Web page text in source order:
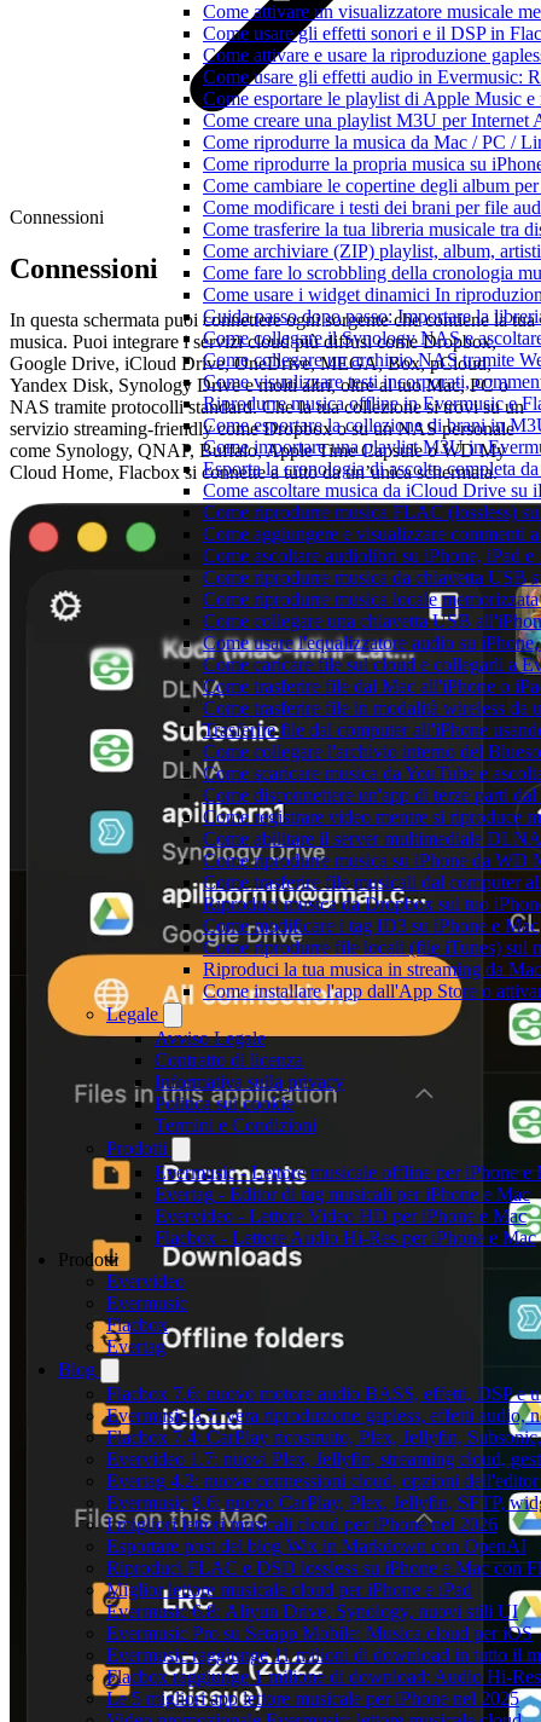
Come attivare un visualizzatore musicale
Come usare gli effetti sonori e il DSP in
Come attivare e usare la riproduzione
Come usare gli effetti audio in Evermusic:
Come esportare le playlist di Apple Music
Come creare una playlist M3U per
Come riprodurre la musica da Mac / PC /
Come riprodurre la propria musica su
Come cambiare le copertine degli album
Come modificare i testi dei brani per file
Come trasferire la tua libreria musicale tra
Come archiviare (ZIP) playlist, album,
Come fare lo scrobbling della cronologia
Come usare i widget dinamici In
Guida passo dopo passo: Importare la
Come collegare il Synology NAS e
Come collegare un archivio NAS tramite
Come visualizzare testi incorporati,
Riprodurre musica offline in Evermusic e
Come esportare la collezione di brani in
Come importare una playlist M3U in
Esporta la cronologia di ascolto completa
Come ascoltare musica da iCloud Drive su
Come riprodurre musica FLAC (lossless)
Come aggiungere e visualizzare commenti
Come ascoltare audiolibri su iPhone, iPad
Come riprodurre musica da chiavetta USB
Come riprodurre musica locale
Come collegare una chiavetta USB
Come usare l'equalizzatore audio su
Come caricare file sul cloud e collegarli a
Come trasferire file dal Mac all'iPhone o
Come trasferire file in modalità wireless da
Trasferire file dal computer all'iPhone
Come collegare l'archivio interno del
Come scaricare musica da YouTube e
Come disconnettere un'app di terze parti
Come registrare video mentre si riproduce
Come abilitare il server multimediale
Come riprodurre musica su iPhone da WD
Come trasferire file musicali dal computer
Riproduci musica da Dropbox sul tuo
Come modificare i tag ID3 su iPhone e Mac
Come riprodurre file locali (file iTunes) sul
Riproduci la tua musica in streaming da
Come installare l'app dall'App Store o
Legale
Avviso Legale
Contratto di licenza
Informativa sulla privacy
Politica sui cookie
Termini e Condizioni
Prodotti
Evermusic - Lettore musicale offline per iPhone e
Evertag - Editor di tag musicali per iPhone e Mac
Evervideo - Lettore Video HD per iPhone e Mac
Flacbox - Lettore Audio Hi-Res per iPhone e Mac
Prodotti
Evervideo
Evermusic
Flacbox
Evertag
Blog
Flacbox 7.6: nuovo motore audio BASS, effetti, DSP e
Evermusic 8.7: vera riproduzione gapless, effetti audio,
Flacbox 7.4: CarPlay ricostruito, Plex, Jellyfin,
Evervideo 1.7: nuovi Plex, Jellyfin, streaming cloud,
Evertag 4.2: nuove connessioni cloud, opzioni dell'editor
Evermusic 8.6: nuovo CarPlay, Plex, Jellyfin, SFTP,
I migliori lettori musicali cloud per iPhone nel 2026
Esportare post del blog Wix in Markdown con OpenAI
Riproduci FLAC e DSD lossless su iPhone e Mac con
Miglior lettore musicale cloud per iPhone e iPad
Evermusic 6.8: Aliyun Drive, Synology, nuovi stili UI
Evermusic Pro su Setapp Mobile: Musica cloud per iOS
Evermusic raggiunge 11 milioni di download in tutto il
Flacbox raggiunge 1 milione di download: Audio Hi-Res
Le 5 migliori app lettore musicale per iPhone nel 2025
Connessioni
Connessioni
In questa schermata puoi connettere ogni sorgente che contiene la tua
musica. Puoi integrare i servizi cloud più diffusi come Dropbox,
Google Drive, iCloud Drive, OneDrive, MEGA, Box, pCloud,
Yandex Disk, Synology Drive e molti altri, oltre al tuo Mac, PC o
NAS tramite protocolli standard. Che la tua collezione si trovi su un
servizio streaming-friendly come Dropbox o su un NAS personale
come Synology, QNAP, Buffalo, Apple Time Capsule o WD My
Cloud Home, Flacbox si connette a tutto da un’unica schermata.